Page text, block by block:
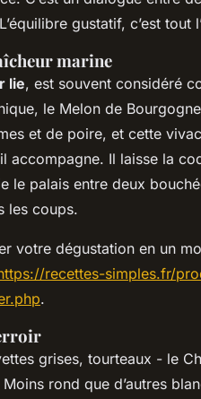
gustatif, c’est tout
marine
lie, est souvent considéré
le Melon de
et de poire, et cette
accompagne. Il laisse la
le palais entre deux
les coups.
votre dégustation en un
recettes-simples.fr/
.
grises, tourteaux - le
rond que d’autres